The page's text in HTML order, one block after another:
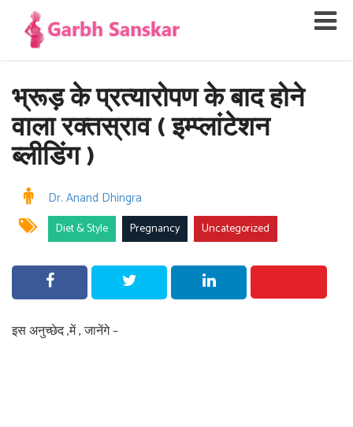
भ्रूड़ के प्रत्यारोपण के बाद होने
वाला रक्तस्राव ( इम्प्लांटेशन
ब्लीडिंग )
Dr. Anand Dhingra
Diet & Style Pregnancy Uncategorized
इस अनुच्छेद ,में , जानेंगे –